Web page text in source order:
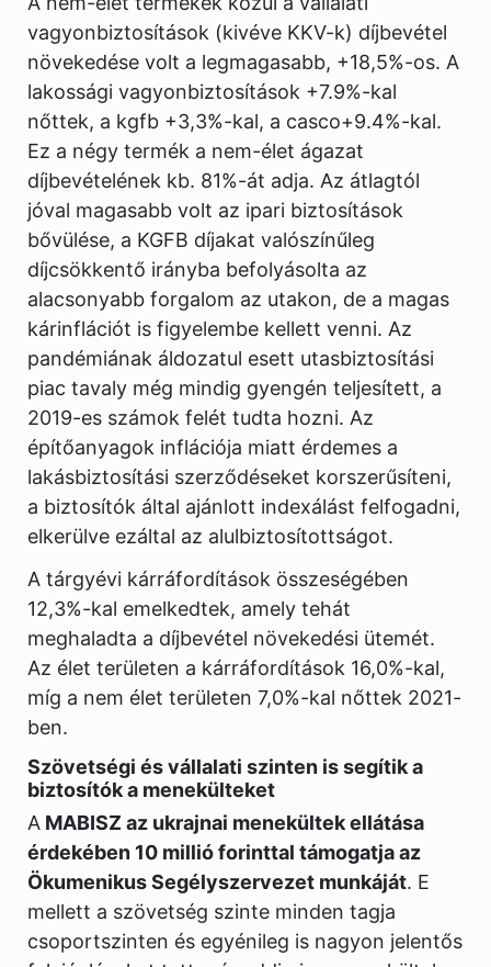
vagyonbiztosítások (kivéve KKV-k) díjbevétel
növekedése volt a legmagasabb, +18,5%-os. A
lakossági vagyonbiztosítások +7.9%-kal
nőttek, a kgfb +3,3%-kal, a casco+9.4%-kal.
Ez a négy termék a nem-élet ágazat
díjbevételének kb. 81%-át adja. Az átlagtól
jóval magasabb volt az ipari biztosítások
bővülése, a KGFB díjakat valószínűleg
díjcsökkentő irányba befolyásolta az
alacsonyabb forgalom az utakon, de a magas
kárinflációt is figyelembe kellett venni. Az
pandémiának áldozatul esett utasbiztosítási
piac tavaly még mindig gyengén teljesített, a
2019-es számok felét tudta hozni. Az
építőanyagok inflációja miatt érdemes a
lakásbiztosítási szerződéseket korszerűsíteni,
a biztosítók által ajánlott indexálást felfogadni,
elkerülve ezáltal az alulbiztosítottságot.
A tárgyévi kárráfordítások összeségében
12,3%-kal emelkedtek, amely tehát
meghaladta a díjbevétel növekedési ütemét.
Az élet területen a kárráfordítások 16,0%-kal,
míg a nem élet területen 7,0%-kal nőttek 2021-
ben.
Szövetségi és vállalati szinten is segítik a
biztosítók a menekülteket
A MABISZ az ukrajnai menekültek ellátása
érdekében 10 millió forinttal támogatja az
Ökumenikus Segélyszervezet munkáját. E
mellett a szövetség szinte minden tagja
csoportszinten és egyénileg is nagyon jelentős